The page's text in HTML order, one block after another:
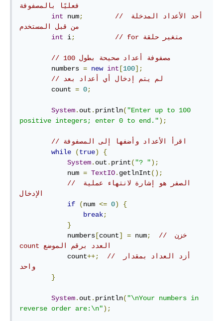
فعليًا بالمصفوفة
int num;
// أحد الأعداد المدخلة
من قبل المستخدم
int i; // متغير حلقة‫ for
// مصفوفة أعداد صحيحة بطول 100
        numbers
= new int [100];
// لم يتم إدخال أي أعداد بعد
        count
= 0;
System. out . println( "Enter up to 100
positive integers; enter 0 to end.");
// اقرأ الأعداد وأضفها إلى المصفوفة
while
(true)
{
System. out . print( "? ");
            num
= TextIO. getlnInt();
// الصفر هو إشارة لانتهاء عملية
الإدخال
if
(num <= 0)
{
break;
}
            numbers
[count] = num;
// ‫خزن
العدد برقم الموضع count
            count
++;
// أزد العداد بمقدار
واحد
}
System. out . println( "\nYour numbers in
reverse order are:\n");